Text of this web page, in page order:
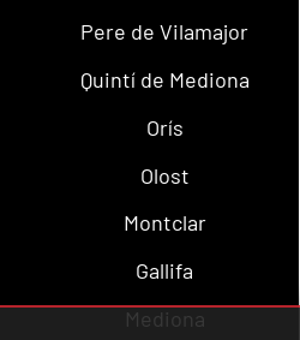
Pere de Vilamajor
Quintí de Mediona
Orís
Olost
Montclar
Gallifa
Mediona